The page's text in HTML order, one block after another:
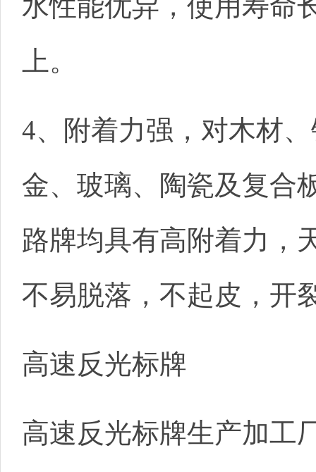
水性能优异，使用寿命
上。
4、附着力强，对木材
金、玻璃、陶瓷及复合
路牌均具有高附着力，
不易脱落，不起皮，开
高速反光标牌
高速反光标牌生产加工